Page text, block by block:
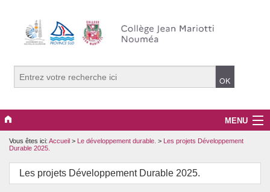
MENU
La vie du collège
PRONOTE
Vous êtes ici: Accueil > Le développement durable. >
Les projets Développement
Durable 2025.
Les projets Développement Durable 2025.